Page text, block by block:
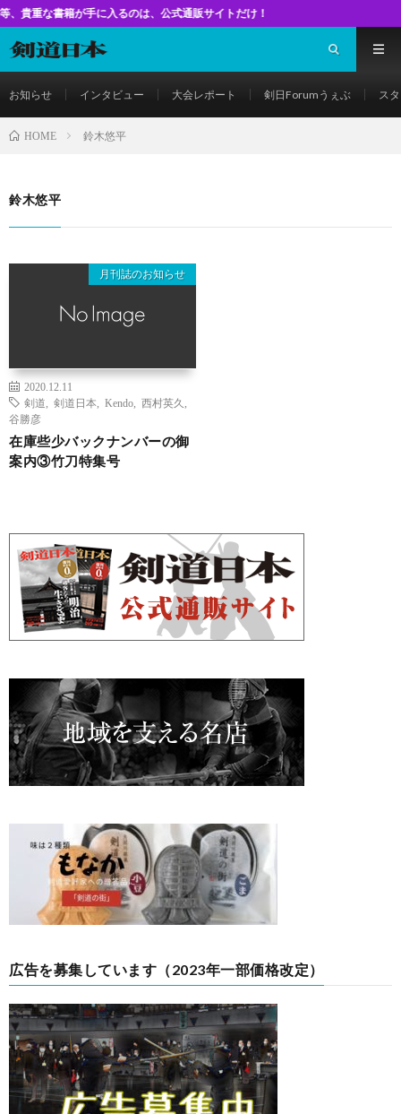
が手に入るのは、公式通販サイトだけ！
お知らせ インタビュー 大会レポート 剣日Forumうぇぶ ス
HOME 鈴木悠平
鈴木悠平
月刊誌のお知らせ
2020.12.11
剣道
剣道日本 Kendo 西村英久
谷勝彦
在庫些少バックナンバーの御
案内③竹刀特集号
広告を募集しています（2023年一部価格改定）